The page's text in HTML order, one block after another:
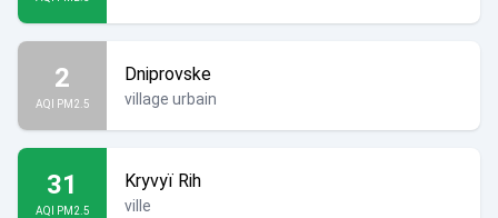
2
AQI PM2.5
Dniprovske
village urbain
31
AQI PM2.5
Kryvyï Rih
ville